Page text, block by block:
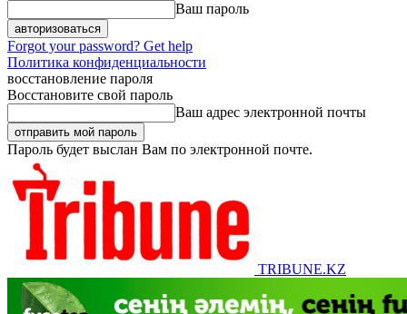
Ваш пароль
Forgot your password? Get help
Политика конфиденциальности
восстановление пароля
Восстановите свой пароль
Ваш адрес электронной почты
Пароль будет выслан Вам по электронной почте.
TRIBUNE.KZ